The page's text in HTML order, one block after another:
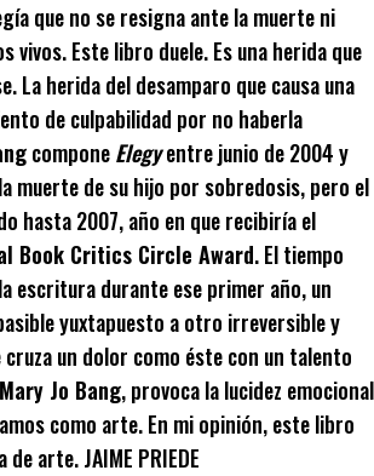
que no se resigna ante la muerte ni
vivos. Este libro duele. Es una herida que
La herida del desamparo que causa una
de culpabilidad por no haberla
componeElegyentre junio de 2004 y
muerte de su hijo por sobredosis, pero el
hasta 2007, año en que recibiría el
Book Critics Circle Award. El tiempo
escritura durante ese primer año, un
yuxtapuesto a otro irreversible y
un dolor como éste con un talento
Mary Jo Bang, provoca la lucidez emocional
como arte. En mi opinión, este libro
arte. JAIME PRIEDE